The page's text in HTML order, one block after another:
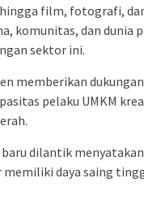
film, fotografi,
komunitas, dan dunia
sektor ini.
memberikan
pelaku UMKM
dilantik
memiliki daya saing